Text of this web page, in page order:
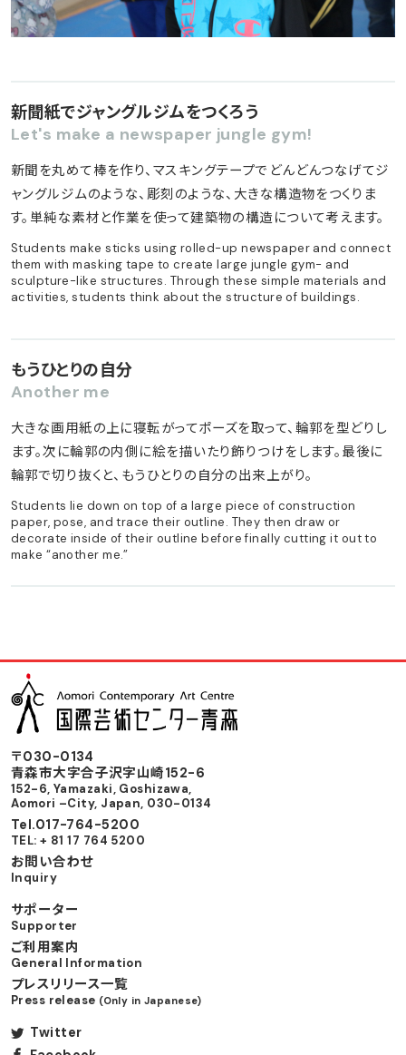
新聞紙でジャングルジムをつくろう
Let's make a newspaper jungle gym!
新聞を丸めて棒を作り、マスキングテープでどんどんつなげてジ
ャングルジムのような、彫刻のような、大きな構造物をつくりま
す。単純な素材と作業を使って建築物の構造について考えます。
Students make sticks using rolled-up newspaper and connect
them with masking tape to create large jungle gym- and
sculpture-like structures. Through these simple materials and
activities, students think about the structure of buildings.
もうひとりの自分
Another me
大きな画用紙の上に寝転がってポーズを取って、輪郭を型どりし
ます。次に輪郭の内側に絵を描いたり飾りつけをします。最後に
輪郭で切り抜くと、もうひとりの自分の出来上がり。
Students lie down on top of a large piece of construction
paper, pose, and trace their outline. They then draw or
decorate inside of their outline before finally cutting it out to
make “another me.”
〒030-0134
⻘森市⼤字合⼦沢字⼭崎152-6
152-6, Yamazaki, Goshizawa,
Aomori –City, Japan, 030-0134
Tel.017-764-5200
TEL: + 81 17 764 5200
お問い合わせ
Inquiry
サポーター
Supporter
ご利用案内
General Information
プレスリリース一覧
Press release (Only in Japanese)
Twitter